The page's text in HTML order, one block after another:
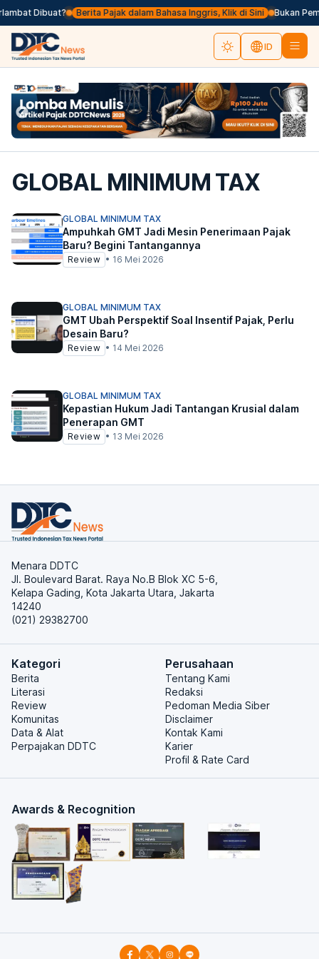
Dibuat? Berita Pajak dalam Bahasa Inggris, Klik di Sini Bukan
ID
GLOBAL MINIMUM TAX
GLOBAL MINIMUM TAX
Ampuhkah GMT Jadi Mesin Penerimaan Pajak
Baru? Begini Tantangannya
Review • 16 Mei 2026
GLOBAL MINIMUM TAX
GMT Ubah Perspektif Soal Insentif Pajak, Perlu
Desain Baru?
Review • 14 Mei 2026
GLOBAL MINIMUM TAX
Kepastian Hukum Jadi Tantangan Krusial dalam
Penerapan GMT
Review • 13 Mei 2026
Menara DDTC
Jl. Boulevard Barat. Raya No.B Blok XC 5-6,
Kelapa Gading, Kota Jakarta Utara, Jakarta
14240
(021) 29382700
Kategori
Berita
Literasi
Review
Komunitas
Data & Alat
Perpajakan DDTC
Perusahaan
Tentang Kami
Redaksi
Pedoman Media Siber
Disclaimer
Kontak Kami
Karier
Profil & Rate Card
Awards & Recognition